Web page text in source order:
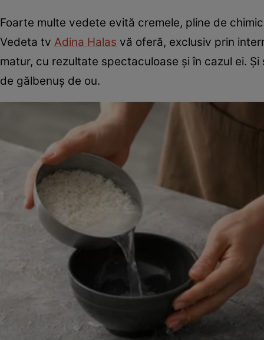
Foarte multe vedete evită cremele, pline de
Vedeta tv Adina Halas vă oferă, exclusiv prin
matur, cu rezultate spectaculoase și în cazul ei.
de gălbenuș de ou.